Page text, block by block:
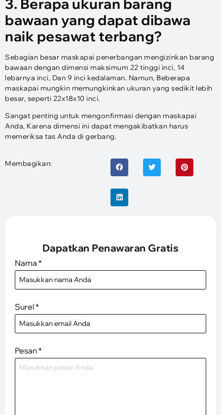
3. Berapa ukuran barang
bawaan yang dapat dibawa
naik pesawat terbang?
Sebagian besar maskapai penerbangan mengizinkan barang
bawaan dengan dimensi maksimum 22 tinggi inci, 14
lebarnya inci, Dan 9 inci kedalaman. Namun, Beberapa
maskapai mungkin memungkinkan ukuran yang sedikit lebih
besar, seperti 22x18x10 inci.
Sangat penting untuk mengonfirmasi dengan maskapai
Anda, Karena dimensi ini dapat mengakibatkan harus
memeriksa tas Anda di gerbang.
Membagikan:
Dapatkan Penawaran Gratis
Nama *
Surel*
Pesan*